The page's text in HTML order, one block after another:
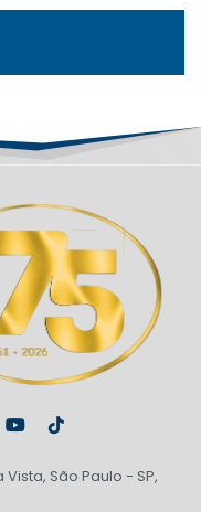
São Paulo - SP,